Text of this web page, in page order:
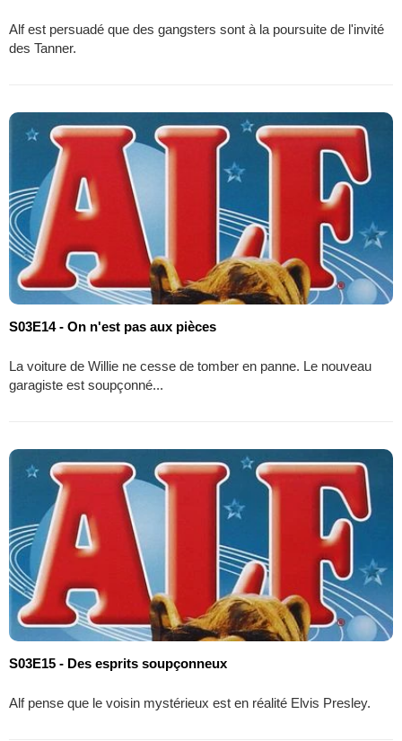
Alf est persuadé que des gangsters sont à la poursuite de l'invité
des Tanner.
S03E14 - On n'est pas aux pièces
La voiture de Willie ne cesse de tomber en panne. Le nouveau
garagiste est soupçonné...
S03E15 - Des esprits soupçonneux
Alf pense que le voisin mystérieux est en réalité Elvis Presley.